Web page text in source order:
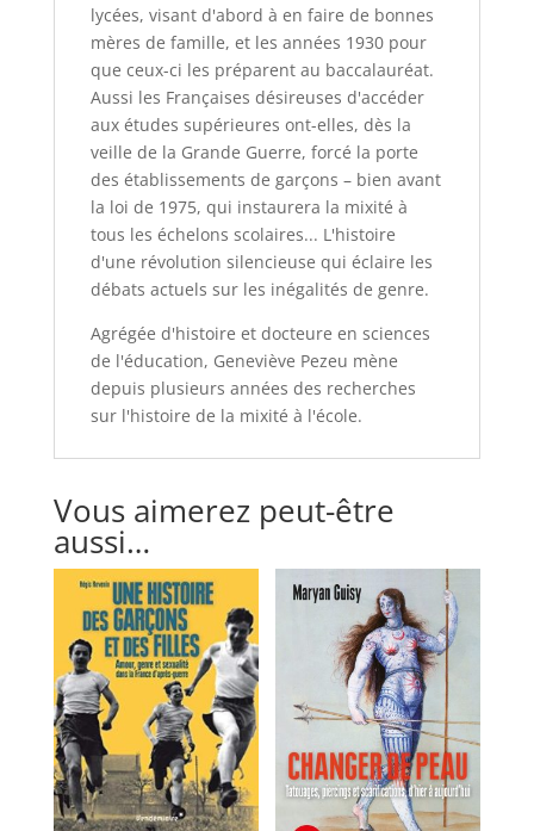
lycées, visant d'abord à en faire de bonnes
mères de famille, et les années 1930 pour
que ceux-ci les préparent au baccalauréat.
Aussi les Françaises désireuses d'accéder
aux études supérieures ont-elles, dès la
veille de la Grande Guerre, forcé la porte
des établissements de garçons – bien avant
la loi de 1975, qui instaurera la mixité à
tous les échelons scolaires... L'histoire
d'une révolution silencieuse qui éclaire les
débats actuels sur les inégalités de genre.
Agrégée d'histoire et docteure en sciences
de l'éducation, Geneviève Pezeu mène
depuis plusieurs années des recherches
sur l'histoire de la mixité à l'école.
Vous aimerez peut-être
aussi…